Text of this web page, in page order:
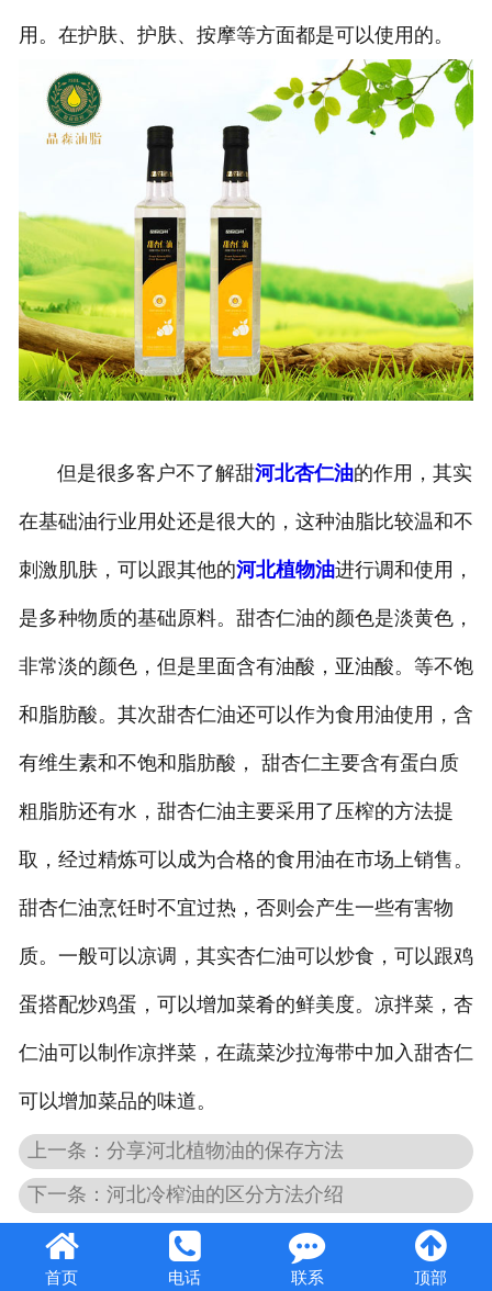
用。在护肤、护肤、按摩等方面都是可以使用的。
但是很多客户不了解甜河北杏仁油的作用，其实
在基础油行业用处还是很大的，这种油脂比较温和不
刺激肌肤，可以跟其他的河北植物油进行调和使用，
是多种物质的基础原料。甜杏仁油的颜色是淡黄色，
非常淡的颜色，但是里面含有油酸，亚油酸。等不饱
和脂肪酸。其次甜杏仁油还可以作为食用油使用，含
有维生素和不饱和脂肪酸， 甜杏仁主要含有蛋白质
粗脂肪还有水，甜杏仁油主要采用了压榨的方法提
取，经过精炼可以成为合格的食用油在市场上销售。
甜杏仁油烹饪时不宜过热，否则会产生一些有害物
质。一般可以凉调，其实杏仁油可以炒食，可以跟鸡
蛋搭配炒鸡蛋，可以增加菜肴的鲜美度。凉拌菜，杏
仁油可以制作凉拌菜，在蔬菜沙拉海带中加入甜杏仁
可以增加菜品的味道。
上一条：分享河北植物油的保存方法
下一条：河北冷榨油的区分方法介绍
首页 电话 联系 顶部